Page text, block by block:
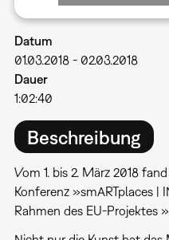
Datum
01.03.2018- 02.03.2018
Dauer
1:02:40
Beschreibung
Vom 1. bis 2. März 2018
Konferenz »smARTplaces |
Rahmen des EU-Projektes